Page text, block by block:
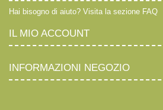
Hai bisogno di aiuto? Visita la sezione FAQ
IL MIO ACCOUNT
INFORMAZIONI NEGOZIO